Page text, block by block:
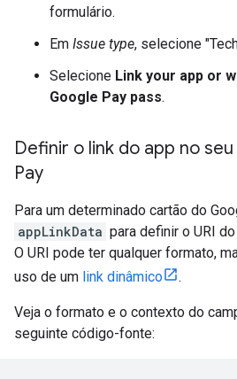
formulário.
Em Issue type, selecione
Selecione Link your app or
Google Pay pass.
Definir o link do app no
Pay
Para um determinado cartão do
appLinkData para definir o URI
O URI pode ter qualquer formato,
uso de um link dinâmico .
Veja o formato e o contexto do
seguinte código-fonte: